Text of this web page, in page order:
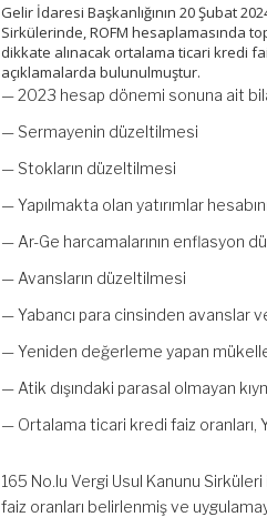
Gelir İdaresi Başkanlığının 20 Şubat
Sirkülerinde, ROFM hesaplamasında
dikkate alınacak ortalama ticari kredi
açıklamalarda bulunulmuştur.
— 2023 hesap dönemi sonuna ait
— Sermayenin düzeltilmesi
— Stokların düzeltilmesi
— Yapılmakta olan yatırımlar
— Ar-Ge harcamalarının enflasyon
— Avansların düzeltilmesi
— Yabancı para cinsinden avanslar
— Yeniden değerleme yapan
— Atik dışındaki parasal olmayan
— Ortalama ticari kredi faiz oranları,
165 No.lu Vergi Usul Kanunu
faiz oranları belirlenmiş ve